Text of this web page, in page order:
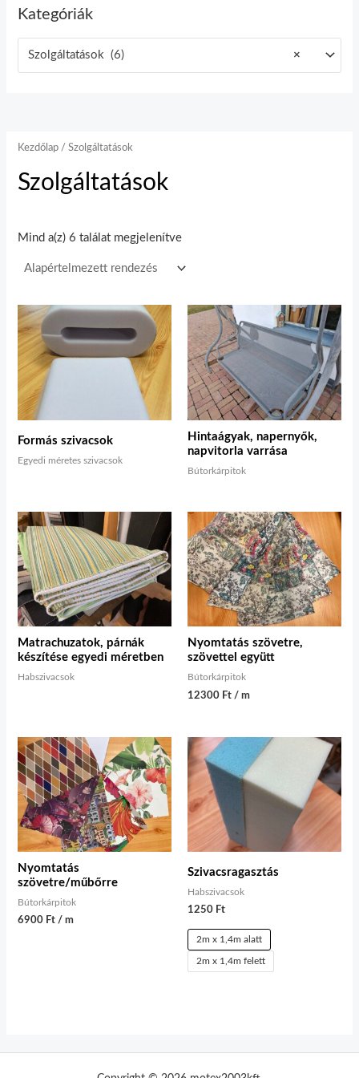
Kategóriák
×
Szolgáltatások (6)
Kezdőlap / Szolgáltatások
Szolgáltatások
Mind a(z) 6 találat megjelenítve
Formás szivacsok
Egyedi méretes szivacsok
Hintaágyak, napernyők,
napvitorla varrása
Bútorkárpitok
Matrachuzatok, párnák
készítése egyedi méretben
Habszivacsok
Nyomtatás szövetre,
szövettel együtt
Bútorkárpitok
12300 Ft / m
Nyomtatás
szövetre/műbőrre
Bútorkárpitok
6900 Ft / m
Szivacsragasztás
Habszivacsok
1250 Ft
2m x 1,4m alatt
2m x 1,4m felett